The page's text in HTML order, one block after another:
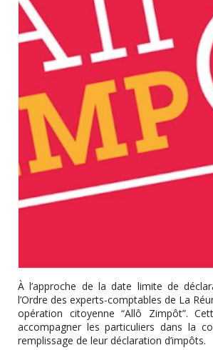
À l’approche de la date limite de
l’Ordre des experts-comptables de La
opération citoyenne “Allô Zimpôt”.
accompagner les particuliers dans la
remplissage de leur déclaration d’impôts.